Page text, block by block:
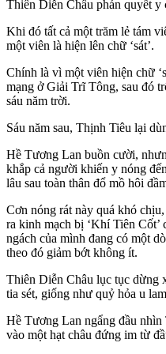
Thiên Diễn Châu phán quyết y
Khi đó tất cả một trăm lẻ tám
một viên là hiện lên chữ ‘sát’.
Chính là vì một viên hiện chữ
mạng ở Giải Trĩ Tông, sau đó
sáu năm trời.
Sáu năm sau, Thịnh Tiêu lại
Hề Tương Lan buồn cười,
khắp cả người khiến y nóng
lâu sau toàn thân đổ mồ hôi
Cơn nóng rát này quá khó
ra kinh mạch bị ‘Khí Tiên
ngách của mình đang có một
theo đó giảm bớt không ít.
Thiên Diễn Châu lục tục dừng
tia sét, giống như quỷ hỏa u
Hề Tương Lan ngẩng đầu
vào một hạt châu đứng im từ